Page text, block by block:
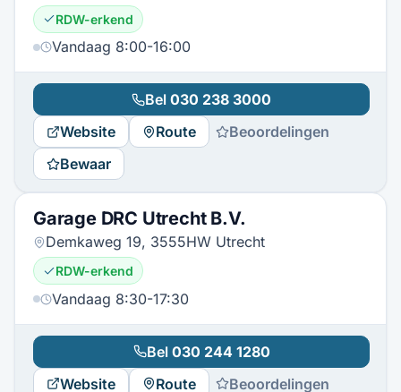
RDW-erkend
Vandaag 8:00-16:00
Bel 030 238 3000
Website
Route
Beoordelingen
Bewaar
Garage DRC Utrecht B.V.
Demkaweg 19, 3555HW Utrecht
RDW-erkend
Vandaag 8:30-17:30
Bel 030 244 1280
Website
Route
Beoordelingen